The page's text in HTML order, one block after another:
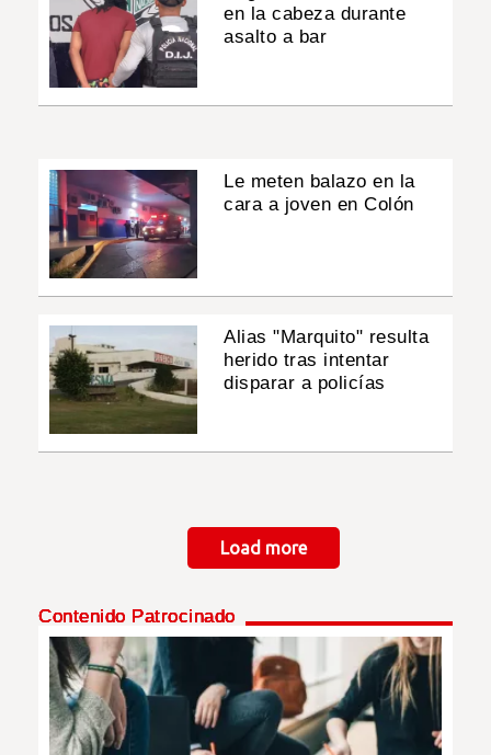
en la cabeza durante
asalto a bar
Le meten balazo en la
cara a joven en Colón
Alias "Marquito" resulta
herido tras intentar
disparar a policías
Load more
Contenido Patrocinado